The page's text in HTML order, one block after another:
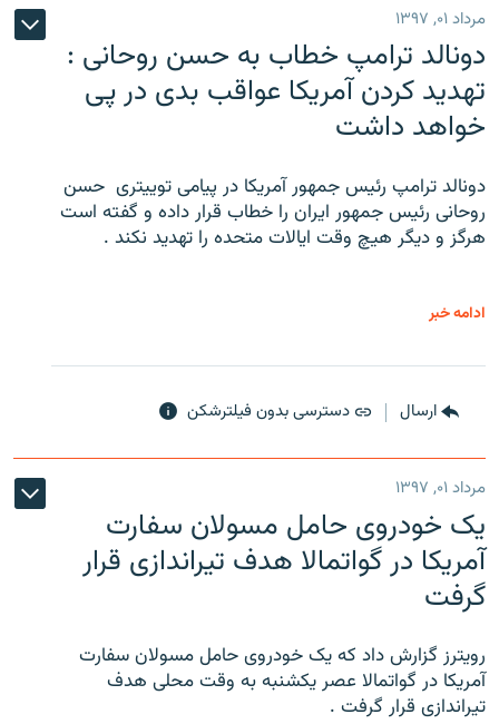
مرداد ۰۱, ۱۳۹۷
دونالد ترامپ خطاب به حسن روحانی :
تهدید کردن آمریکا عواقب بدی در پی
خواهد داشت
دونالد ترامپ رئیس جمهور آمریکا در پیامی توییتری ‌ حسن
روحانی رئیس جمهور ایران را خطاب قرار داده و گفته است
هرگز و دیگر هیچ وقت ایالات متحده را تهدید نکند .
ادامه خبر
ارسال دسترسی بدون فیلترشکن
مرداد ۰۱, ۱۳۹۷
یک خودروی حامل مسولان سفارت
آمریکا در گواتمالا هدف تیراندازی قرار
گرفت
رویترز گزارش داد که یک خودروی حامل مسولان سفارت
آمریکا در گواتمالا عصر یکشنبه به وقت محلی هدف
تیراندازی قرار گرفت .